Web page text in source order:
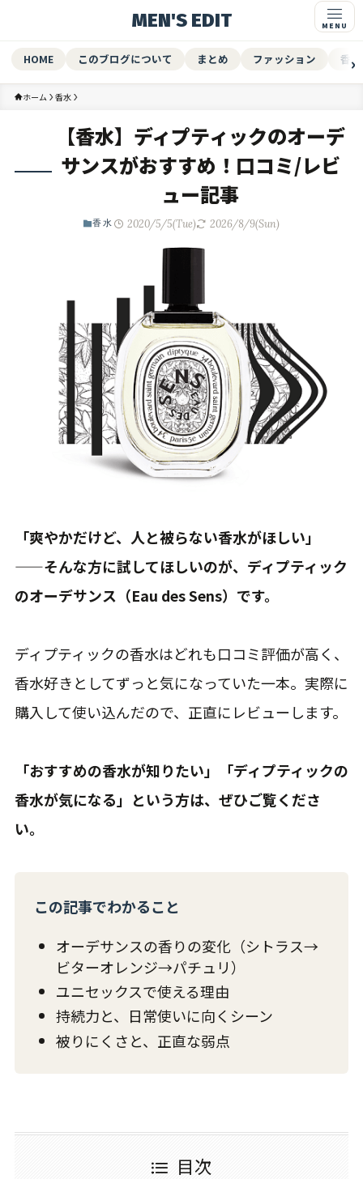
MEN'S EDIT
HOME このブログについて まとめ ファッション 香水
ホーム 香水
【香水】ディプティックのオーデ
サンスがおすすめ！口コミ/レビ
ュー記事
香水 2020/5/5(Tue) 2026/8/9(Sun)
「爽やかだけど、人と被らない香水がほしい」
——そんな方に試してほしいのが、ディプティック
のオーデサンス（Eau des Sens）です。
ディプティックの香水はどれも口コミ評価が高く、
香水好きとしてずっと気になっていた一本。実際に
購入して使い込んだので、正直にレビューします。
「おすすめの香水が知りたい」「ディプティックの
香水が気になる」という方は、ぜひご覧くださ
い。
この記事でわかること
オーデサンスの香りの変化（シトラス→
ビターオレンジ→パチュリ）
ユニセックスで使える理由
持続力と、日常使いに向くシーン
被りにくさと、正直な弱点
目次